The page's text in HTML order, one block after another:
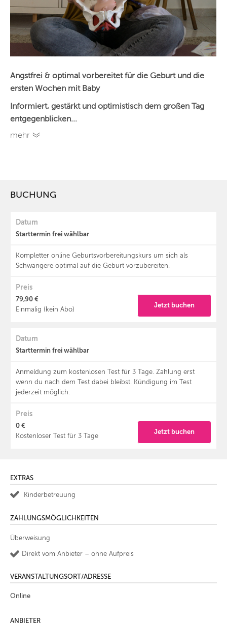
Angstfrei & optimal vorbereitet für die Geburt und die
ersten Wochen mit Baby
Informiert, gestärkt und optimistisch dem großen Tag
entgegenblicken...
mehr
BUCHUNG
Datum
Starttermin frei wählbar
Kompletter online Geburtsvorbereitungskurs um sich als
Schwangere optimal auf die Geburt vorzubereiten.
Preis
79,90 €
Einmalig (kein Abo)
Jetzt buchen
Datum
Starttermin frei wählbar
Anmeldung zum kostenlosen Test für 3 Tage. Zahlung erst
wenn du nach dem Test dabei bleibst. Kündigung im Test
jederzeit möglich.
Preis
0 €
Kostenloser Test für 3 Tage
Jetzt buchen
EXTRAS
Kinderbetreuung
ZAHLUNGSMÖGLICHKEITEN
Überweisung
Direkt vom Anbieter – ohne Aufpreis
VERANSTALTUNGSORT/ADRESSE
Online
ANBIETER